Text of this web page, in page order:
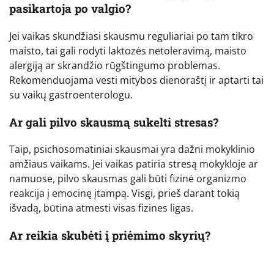
pasikartoja po valgio?
Jei vaikas skundžiasi skausmu reguliariai po tam tikro
maisto, tai gali rodyti laktozės netoleravimą, maisto
alergiją ar skrandžio rūgštingumo problemas.
Rekomenduojama vesti mitybos dienoraštį ir aptarti tai
su vaikų gastroenterologu.
Ar gali pilvo skausmą sukelti stresas?
Taip, psichosomatiniai skausmai yra dažni mokyklinio
amžiaus vaikams. Jei vaikas patiria stresą mokykloje ar
namuose, pilvo skausmas gali būti fizinė organizmo
reakcija į emocinę įtampą. Visgi, prieš darant tokią
išvadą, būtina atmesti visas fizines ligas.
Ar reikia skubėti į priėmimo skyrių?